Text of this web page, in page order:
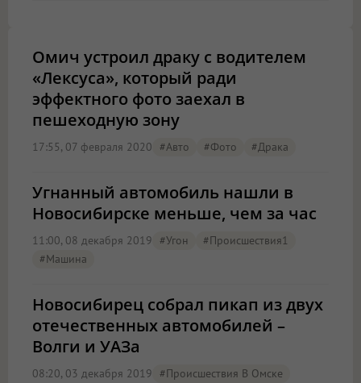
Омич устроил драку с водителем
«Лексуса», который ради
эффектного фото заехал в
пешеходную зону
17:55, 07 февраля 2020 #Авто #фото #драка
Угнанный автомобиль нашли в
Новосибирске меньше, чем за час
11:00, 08 декабря 2019 #угон
#Происшествия1
#машина
Новосибирец собрал пикап из двух
отечественных автомобилей –
Волги и УАЗа
08:20, 03 декабря 2019 #Происшествия В Омске